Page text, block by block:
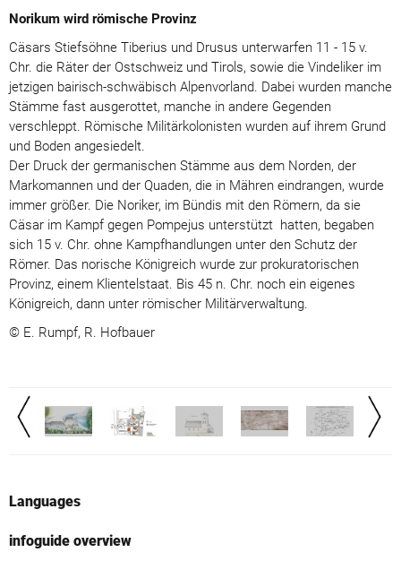
Norikum wird römische Provinz
Cäsars Stiefsöhne Tiberius und Drusus unterwarfen 11 - 15 v.
Chr. die Räter der Ostschweiz und Tirols, sowie die Vindeliker im
jetzigen bairisch-schwäbisch Alpenvorland. Dabei wurden manche
Stämme fast ausgerottet, manche in andere Gegenden
verschleppt. Römische Militärkolonisten wurden auf ihrem Grund
und Boden angesiedelt.
Der Druck der germanischen Stämme aus dem Norden, der
Markomannen und der Quaden, die in Mähren eindrangen, wurde
immer größer. Die Noriker, im Bündis mit den Römern, da sie
Cäsar im Kampf gegen Pompejus unterstützt hatten, begaben
sich 15 v. Chr. ohne Kampfhandlungen unter den Schutz der
Römer. Das norische Königreich wurde zur prokuratorischen
Provinz, einem Klientelstaat. Bis 45 n. Chr. noch ein eigenes
Königreich, dann unter römischer Militärverwaltung.
© E. Rumpf, R. Hofbauer
Languages
infoguide overview